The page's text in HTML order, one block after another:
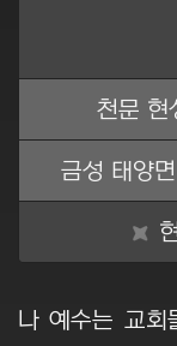
천문 현
금성 태양
나 예수는 교회